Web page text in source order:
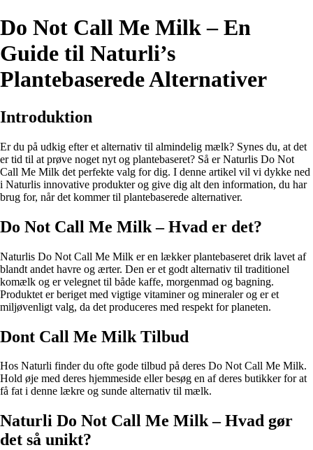
Do Not Call Me Milk – En
Guide til Naturli’s
Plantebaserede Alternativer
Introduktion
Er du på udkig efter et alternativ til almindelig mælk? Synes du, at det
er tid til at prøve noget nyt og plantebaseret? Så er Naturlis Do Not
Call Me Milk det perfekte valg for dig. I denne artikel vil vi dykke ned
i Naturlis innovative produkter og give dig alt den information, du har
brug for, når det kommer til plantebaserede alternativer.
Do Not Call Me Milk – Hvad er det?
Naturlis Do Not Call Me Milk er en lækker plantebaseret drik lavet af
blandt andet havre og ærter. Den er et godt alternativ til traditionel
komælk og er velegnet til både kaffe, morgenmad og bagning.
Produktet er beriget med vigtige vitaminer og mineraler og er et
miljøvenligt valg, da det produceres med respekt for planeten.
Dont Call Me Milk Tilbud
Hos Naturli finder du ofte gode tilbud på deres Do Not Call Me Milk.
Hold øje med deres hjemmeside eller besøg en af deres butikker for at
få fat i denne lækre og sunde alternativ til mælk.
Naturli Do Not Call Me Milk – Hvad gør
det så unikt?